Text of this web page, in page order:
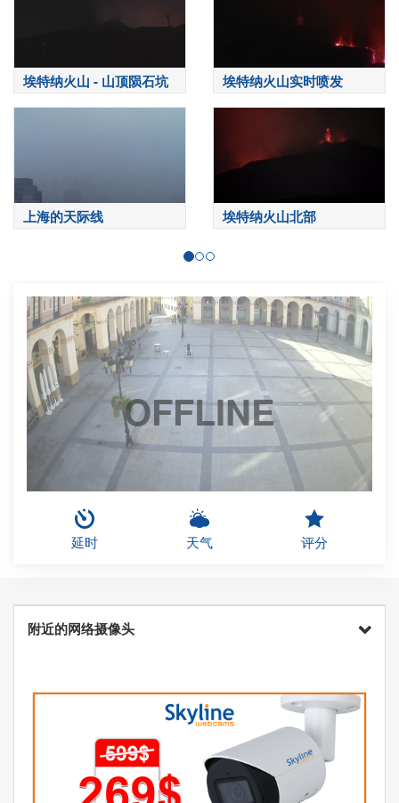
埃特纳火山 - 山顶陨石坑 埃特纳火山实时喷发
上海的天际线 埃特纳火山北部
OFFLINE
延时 天气 评分
附近的网络摄像头